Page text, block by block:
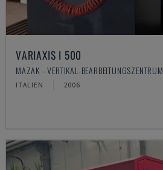
VARIAXIS I 500
MAZAK - VERTIKAL-BEARBEITUNGSZENTRUM
ITALIEN 2006